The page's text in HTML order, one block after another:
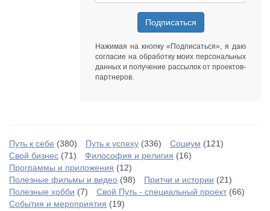
Подписаться
Нажимая на кнопку «Подписаться», я даю
согласие на обработку моих персональных
данных и получение рассылок от проектов-
партнеров.
Путь к себе (380) Путь к успеху (336) Социум (121)
Свой бизнес (71) Философия и религия (16)
Программы и приложения (12)
Полезные фильмы и видео (98) Притчи и истории (21)
Полезные хобби (7) Свой Путь - специальный проект(66)
События и мероприятия (19)